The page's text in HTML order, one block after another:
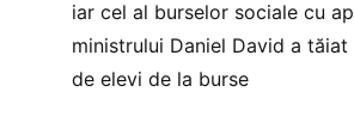
iar cel al burselor sociale cu
ministrului Daniel David a
de elevi de la burse